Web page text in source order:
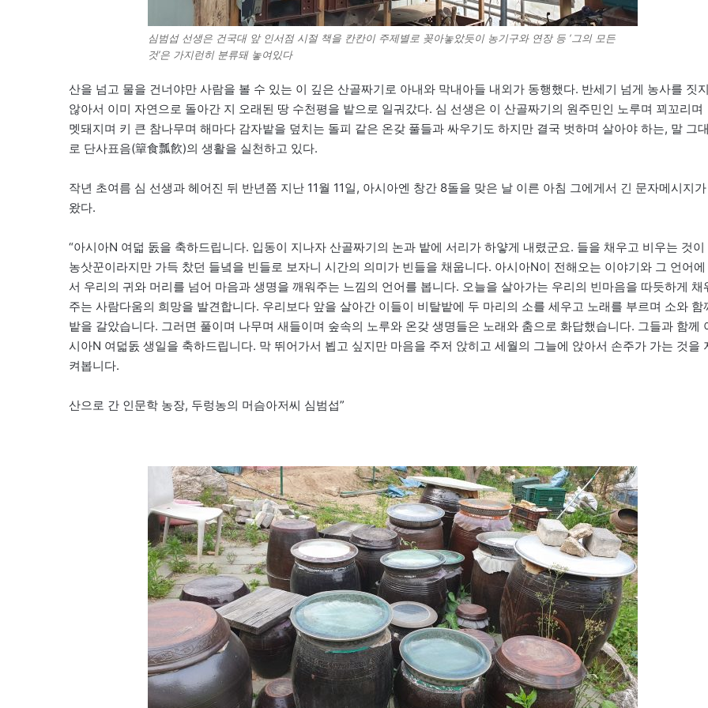
심범섭 선생은 건국대 앞 인서점 시절 책을 칸칸이 주제별로 꽂아놓았듯이 농기구와 연장 등 ‘그의 모든
것’은 가지런히 분류돼 놓여있다
산을 넘고 물을 건너야만 사람을 볼 수 있는 이 깊은 산골짜기로 아내와 막내아들 내외가 동행했다. 반세기 넘게 농사를 짓지
않아서 이미 자연으로 돌아간 지 오래된 땅 수천평을 밭으로 일궈갔다. 심 선생은 이 산골짜기의 원주민인 노루며 꾀꼬리며
멧돼지며 키 큰 참나무며 해마다 감자밭을 덮치는 돌피 같은 온갖 풀들과 싸우기도 하지만 결국 벗하며 살아야 하는, 말 그대
로 단사표음(簞食瓢飮)의 생활을 실천하고 있다.
작년 초여름 심 선생과 헤어진 뒤 반년쯤 지난 11월 11일, 아시아엔 창간 8돌을 맞은 날 이른 아침 그에게서 긴 문자메시지가
왔다.
“아시아N 여덟 돐을 축하드립니다. 입동이 지나자 산골짜기의 논과 밭에 서리가 하얗게 내렸군요. 들을 채우고 비우는 것이
농삿꾼이라지만 가득 찼던 들녘을 빈들로 보자니 시간의 의미가 빈들을 채웁니다. 아시아N이 전해오는 이야기와 그 언어에
서 우리의 귀와 머리를 넘어 마음과 생명을 깨워주는 느낌의 언어를 봅니다. 오늘을 살아가는 우리의 빈마음을 따듯하게 채
주는 사람다움의 희망을 발견합니다. 우리보다 앞을 살아간 이들이 비탈밭에 두 마리의 소를 세우고 노래를 부르며 소와 함
밭을 갈았습니다. 그러면 풀이며 나무며 새들이며 숲속의 노루와 온갖 생명들은 노래와 춤으로 화답했습니다. 그들과 함께
시아N 여덟돐 생일을 축하드립니다. 막 뛰어가서 뵙고 싶지만 마음을 주저 앉히고 세월의 그늘에 앉아서 손주가 가는 것을
켜봅니다.
산으로 간 인문학 농장, 두렁농의 머슴아저씨 심범섭”